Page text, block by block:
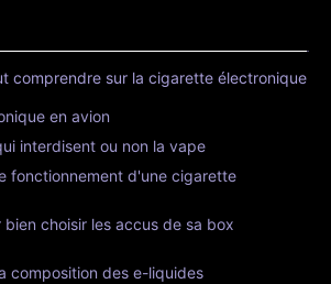
comprendre sur la cigarette électronique
en avion
interdisent ou non la vape
fonctionnement d'une cigarette
choisir les accus de sa box
composition des e-liquides